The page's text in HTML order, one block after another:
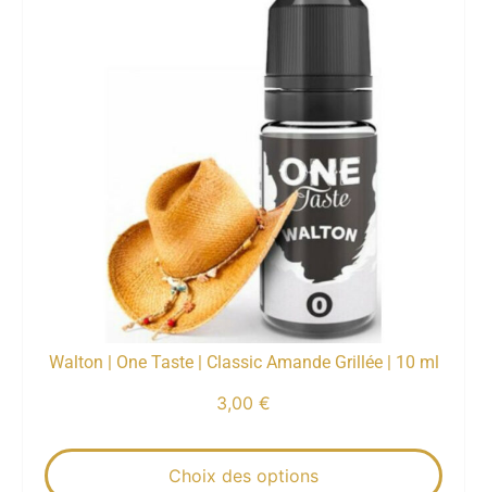
Walton | One Taste | Classic Amande Grillée | 10 ml
3,00 €
Choix des options